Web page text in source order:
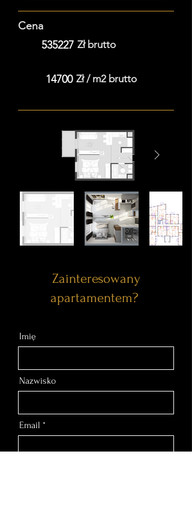
Cena
535227 Zł brutto
14700 Zł / m2 brutto
Zainteresowany
apartamentem?
Imię
Nazwisko
Email